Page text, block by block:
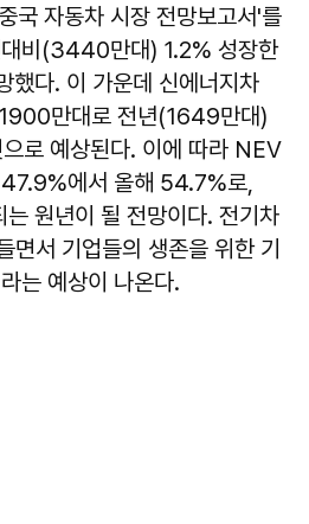
자동차 시장 전망보고서'를
대비(3440만대) 1.2% 성장한
다. 이 가운데 신에너지차
만대로 전년(1649만대)
로 예상된다. 이에 따라 NEV
에서 올해 54.7%로,
원년이 될 전망이다. 전기차
면서 기업들의 생존을 위한 기
는 예상이 나온다.